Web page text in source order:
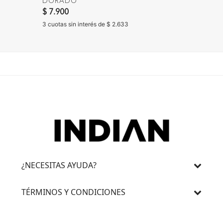
$ 7.900
3 cuotas sin interés de $ 2.633
¿NECESITAS AYUDA?
TÉRMINOS Y CONDICIONES